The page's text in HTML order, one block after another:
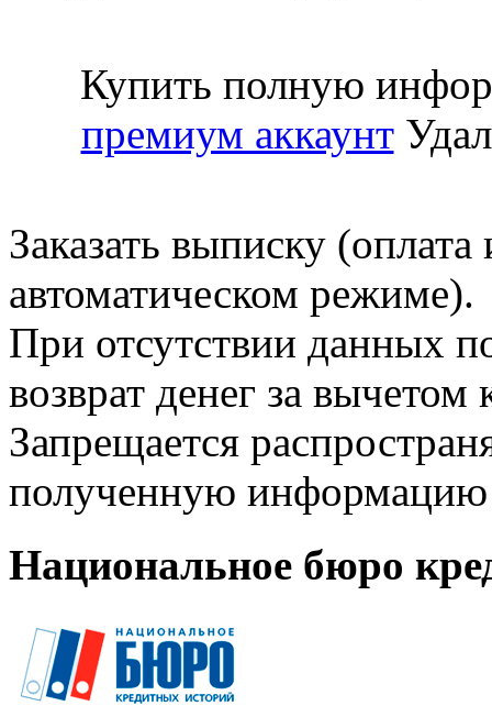
Купить полную
премиум аккаунт
Заказать выписку
автоматическом режиме).
При отсутствии данных
возврат денег за
Запрещается
полученную информацию
Национальное бюро